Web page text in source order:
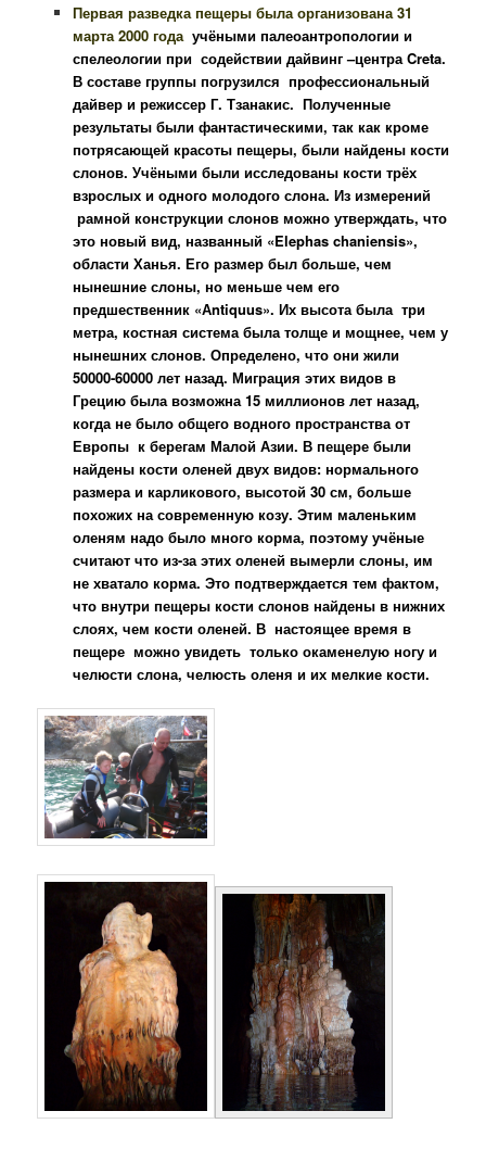
Первая разведка пещеры была организована 31
марта 2000 года учёными палеоантропологии и
спелеологии при содействии дайвинг –центра Creta.
В составе группы погрузился профессиональный
дайвер и режиссер Г. Тзанакис. Полученные
результаты были фантастическими, так как кроме
потрясающей красоты пещеры, были найдены кости
слонов. Учёными были исследованы кости трёх
взрослых и одного молодого слона. Из измерений
рамной конструкции слонов можно утверждать, что
это новый вид, названный «Elephas chaniensis»,
области Ханья. Его размер был больше, чем
нынешние слоны, но меньше чем его
предшественник «Аntiquus». Их высота была три
метра, костная система была толще и мощнее, чем у
нынешних слонов. Определено, что они жили
50000-60000 лет назад. Миграция этих видов в
Грецию была возможна 15 миллионов лет назад,
когда не было общего водного пространства от
Европы к берегам Малой Азии. В пещере были
найдены кости оленей двух видов: нормального
размера и карликового, высотой 30 см, больше
похожих на современную козу. Этим маленьким
оленям надо было много корма, поэтому учёные
считают что из-за этих оленей вымерли слоны, им
не хватало корма. Это подтверждается тем фактом,
что внутри пещеры кости слонов найдены в нижних
слоях, чем кости оленей. В настоящее время в
пещере можно увидеть только окаменелую ногу и
челюсти слона, челюсть оленя и их мелкие кости.